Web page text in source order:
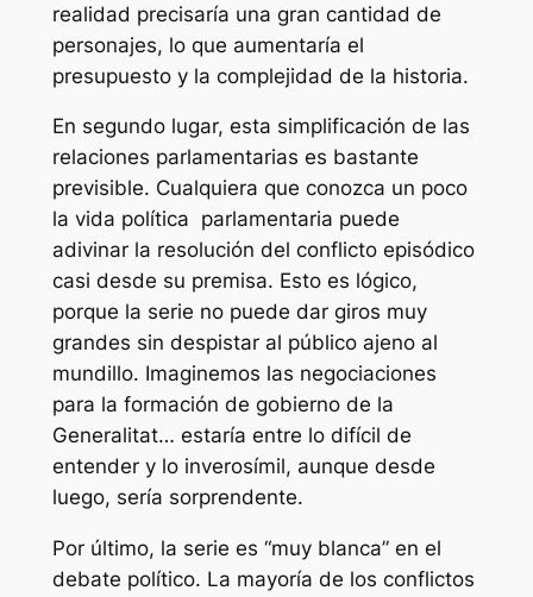
realidad precisaría una gran cantidad de
personajes, lo que aumentaría el
presupuesto y la complejidad de la historia.
En segundo lugar, esta simplificación de las
relaciones parlamentarias es bastante
previsible. Cualquiera que conozca un poco
la vida política parlamentaria puede
adivinar la resolución del conflicto episódico
casi desde su premisa. Esto es lógico,
porque la serie no puede dar giros muy
grandes sin despistar al público ajeno al
mundillo. Imaginemos las negociaciones
para la formación de gobierno de la
Generalitat… estaría entre lo difícil de
entender y lo inverosímil, aunque desde
luego, sería sorprendente.
Por último, la serie es “muy blanca” en el
debate político. La mayoría de los conflictos